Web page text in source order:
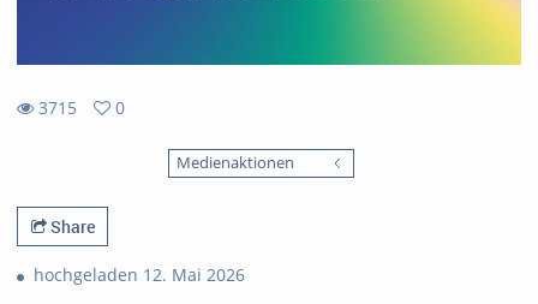
3715
0
Medienaktionen
Share
hochgeladen 12. Mai 2026